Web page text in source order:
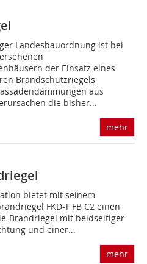
Landesbauordnung ist bei
der Einsatz eines
Brandschutzriegels
aus
die bisher...
mehr
bietet mit seinem
FKD-T FB C2 einen
Brandriegel mit beidseitiger
und einer...
mehr